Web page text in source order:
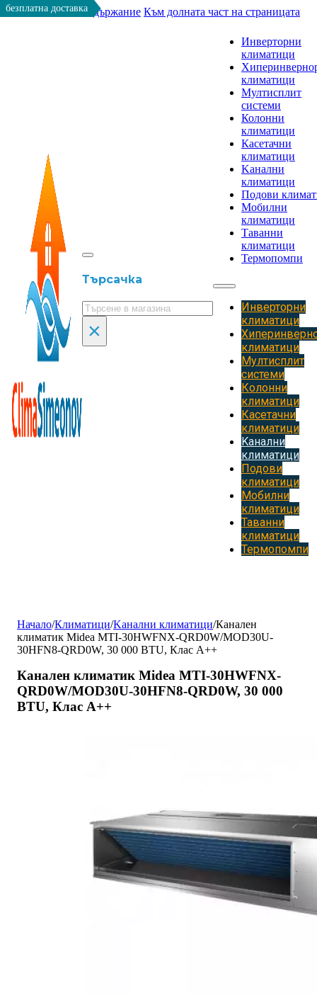
Към основното съдържание Към долната част на страницата
Търсачка
Търсене
×
Инверторни
климатици
климатици
Мултисплит
системи
Колонни
климатици
Касетачни
климатици
Kанални
климатици
Подови
Мобилни
климатици
Таванни
климатици
Термопомпи
Инверторни
климатици
климатици
Мултисплит
системи
Колонни
климатици
Касетачни
климатици
Kанални
климатици
Подови
климатици
Мобилни
климатици
Таванни
климатици
Термопомпи
Начало/Климатици/Kанални климатици/Канален
климатик Midea MTI-30HWFNX-QRD0W/MOD30U-
30HFN8-QRD0W, 30 000 BTU, Клас A++
Канален климатик Midea MTI-30HWFNX-
QRD0W/MOD30U-30HFN8-QRD0W, 30 000
BTU, Клас A++
безплатна доставка